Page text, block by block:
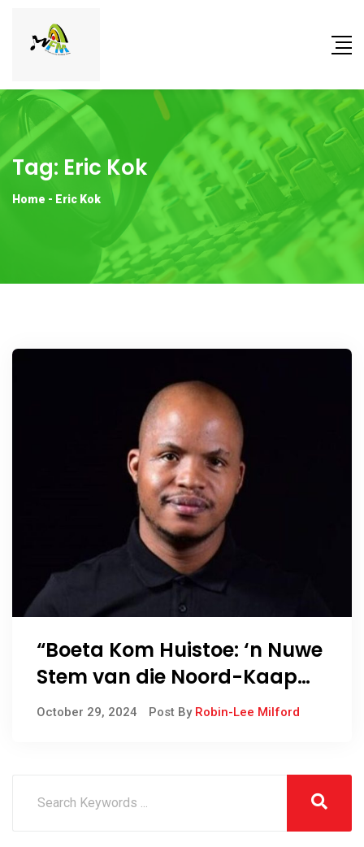
Tag: Eric Kok
Home - Eric Kok
“Boeta Kom Huistoe: ‘n Nuwe
Stem van die Noord-Kaap
op die Silwerdoek”
October 29, 2024 Post By Robin-Lee Milford